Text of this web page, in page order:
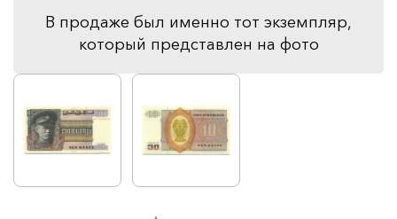
В продаже был именно тот экземпляр,
который представлен на фото